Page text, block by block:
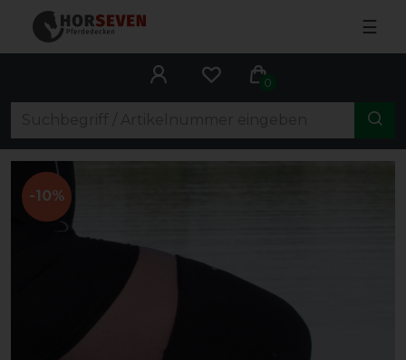
☰
0
-10%